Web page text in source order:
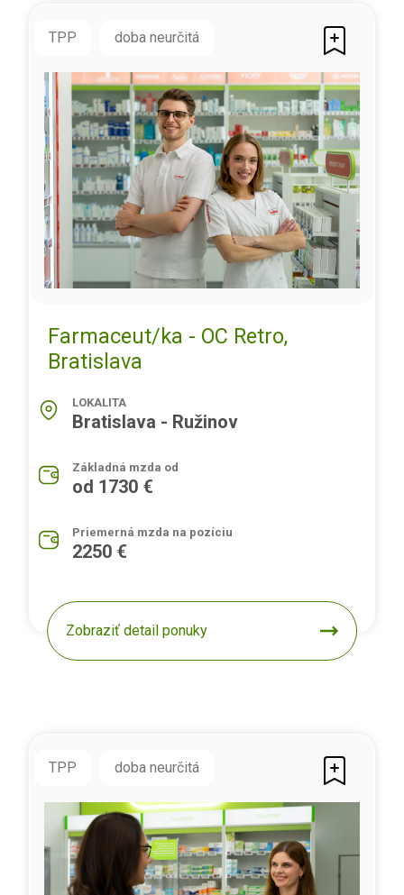
TPP doba neurčitá
Farmaceut/ka - OC Retro,
Bratislava
LOKALITA
Bratislava - Ružinov
Základná mzda od
od 1730 €
Priemerná mzda na pozíciu
2250 €
Zobraziť detail ponuky
TPP doba neurčitá